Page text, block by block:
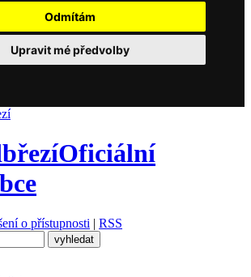
Odmítám
Upravit mé předvolby
Oficiální
o přístupnosti | RSS